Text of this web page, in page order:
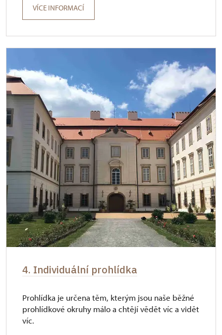
VÍCE INFORMACÍ
4. Individuální prohlídka
Prohlídka je určena těm, kterým jsou naše běžné
prohlídkové okruhy málo a chtějí vědět víc a vidět
víc.